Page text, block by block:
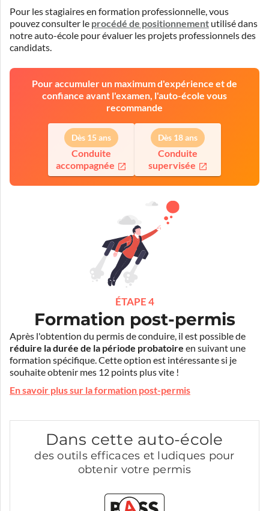
Pour les stagiaires en formation professionnelle, vous
pouvez consulter le procédé de positionnement utilisé dans
notre auto-école pour évaluer les projets professionnels des
candidats.
Pour accumuler un maximum d'expérience et de
confiance avant l'examen, l'auto-école vous
recommande
Dès 15 ans
Conduite
accompagnée
Dès 18 ans
Conduite
supervisée
ÉTAPE 4
Formation post-permis
Après l'obtention du permis de conduire, il est possible de
réduire la durée de la période probatoire en suivant une
formation spécifique. Cette option est intéressante si je
souhaite obtenir mes 12 points plus vite !
En savoir plus sur la formation post-permis
Dans cette auto-école
des outils efficaces et ludiques pour
obtenir votre permis